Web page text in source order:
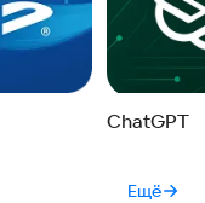
ChatGPT
Ещё